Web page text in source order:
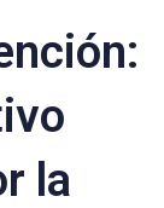
la